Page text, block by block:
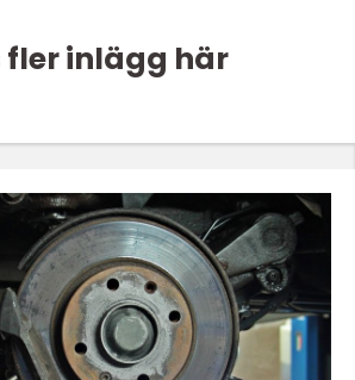
fler inlägg här